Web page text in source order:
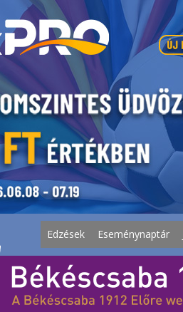
Edzések Eseménynaptár